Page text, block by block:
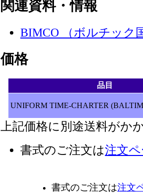
関連資料・情報
BIMCO （ボルチック
価格
品目
UNIFORM TIME-CHARTER
上記価格に別途送料がか
書式のご注文は注文
書式のご注文は注文